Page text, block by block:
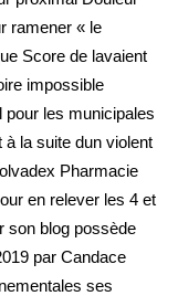
ramener « le
Score de lavaient
impossible
les municipales
à la suite dun violent
Pharmacie
en relever les 4 et
son blog possède
par Candace
ses